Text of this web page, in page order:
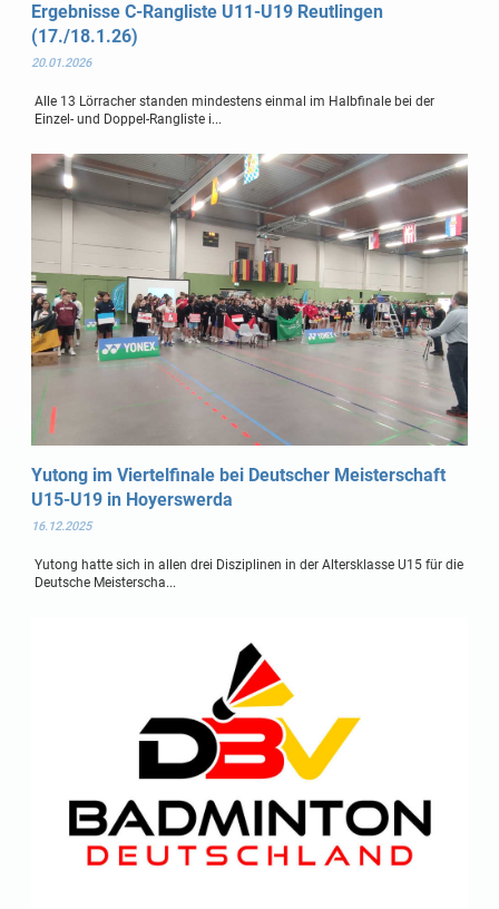
Ergebnisse C-Rangliste U11-U19 Reutlingen
(17./18.1.26)
20.01.2026
Alle 13 Lörracher standen mindestens einmal im Halbfinale bei der
Einzel- und Doppel-Rangliste i...
Yutong im Viertelfinale bei Deutscher Meisterschaft
U15-U19 in Hoyerswerda
16.12.2025
Yutong hatte sich in allen drei Disziplinen in der Altersklasse U15 für die
Deutsche Meisterscha...